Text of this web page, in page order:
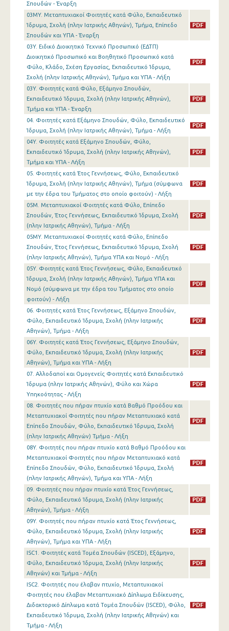
Σπουδών - Έναρξη
03MY. Μεταπτυχιακοί Φοιτητές κατά Φύλο, Εκπαιδευτικό
Ίδρυμα, Σχολή (πλην Ιατρικής Αθηνών), Τμήμα, Επίπεδο
Σπουδών και ΥΠΑ - Έναρξη
03Y. Ειδικό Διοικητικό Τεχνικό Προσωπικό (ΕΔΤΠ)
Διοικητικό Προσωπικό και Βοηθητικό Προσωπικό κατά
Φύλο, Κλάδο, Σχέση Εργασίας, Εκπαιδευτικό Ίδρυμα,
Σχολή (πλην Ιατρικής Αθηνών), Τμήμα και ΥΠΑ - Λήξη
03Y. Φοιτητές κατά Φύλο, Εξάμηνο Σπουδών,
Εκπαιδευτικό Ίδρυμα, Σχολή (πλην Ιατρικής Αθηνών),
Τμήμα και ΥΠΑ - Έναρξη
04. Φοιτητές κατά Εξάμηνο Σπουδών, Φύλο, Εκπαιδευτικό
Ίδρυμα, Σχολή (πλην Ιατρικής Αθηνών), Τμήμα - Λήξη
04Y. Φοιτητές κατά Εξάμηνο Σπουδών, Φύλο,
Εκπαιδευτικό Ίδρυμα, Σχολή (πλην Ιατρικής Αθηνών),
Τμήμα και ΥΠΑ - Λήξη
05. Φοιτητές κατά Έτος Γεννήσεως, Φύλο, Εκπαιδευτικό
Ίδρυμα, Σχολή (πλην Ιατρικής Αθηνών), Τμήμα (σύμφωνα
με την έδρα του Τμήματος στο οποίο φοιτούν) - Λήξη
05M. Μεταπτυχιακοί Φοιτητές κατά Φύλο, Επίπεδο
Σπουδών, Έτος Γεννήσεως, Εκπαιδευτικό Ίδρυμα, Σχολή
(πλην Ιατρικής Αθηνών), Τμήμα - Λήξη
05MY. Μεταπτυχιακοί Φοιτητές κατά Φύλο, Επίπεδο
Σπουδών, Έτος Γεννήσεως, Εκπαιδευτικό Ίδρυμα, Σχολή
(πλην Ιατρικής Αθηνών), Τμήμα ΥΠΑ και Νομό - Λήξη
05Y. Φοιτητές κατά Έτος Γεννήσεως, Φύλο, Εκπαιδευτικό
Ίδρυμα, Σχολή (πλην Ιατρικής Αθηνών), Τμήμα ΥΠΑ και
Νομό (σύμφωνα με την έδρα του Τμήματος στο οποίο
φοιτούν) - Λήξη
06. Φοιτητές κατά Έτος Γεννήσεως, Εξάμηνο Σπουδών,
Φύλο, Εκπαιδευτικό Ίδρυμα, Σχολή (πλην Ιατρικής
Αθηνών), Τμήμα - Λήξη
06Y. Φοιτητές κατά Έτος Γεννήσεως, Εξάμηνο Σπουδών,
Φύλο, Εκπαιδευτικό Ίδρυμα, Σχολή (πλην Ιατρικής
Αθηνών), Τμήμα και ΥΠΑ - Λήξη
07. Αλλοδαποί και Ομογενείς Φοιτητές κατά Εκπαιδευτικό
Ίδρυμα (πλην Ιατρικής Αθηνών), Φύλο και Χώρα
Υπηκοότητας - Λήξη
08. Φοιτητές που πήραν πτυχίο κατά Βαθμό Προόδου και
Μεταπτυχιακοί Φοιτητές που πήραν Μεταπτυχιακό κατά
Επίπεδο Σπουδών, Φύλο, Εκπαιδευτικό Ίδρυμα, Σχολή
(πλην Ιατρικής Αθηνών) Τμήμα - Λήξη
08Y. Φοιτητές που πήραν πτυχίο κατά Βαθμό Προόδου και
Μεταπτυχιακοί Φοιτητές που πήραν Μεταπτυχιακό κατά
Επίπεδο Σπουδών, Φύλο, Εκπαιδευτικό Ίδρυμα, Σχολή
(πλην Ιατρικής Αθηνών), Τμήμα και ΥΠΑ - Λήξη
09. Φοιτητές που πήραν πτυχίο κατά Έτος Γεννήσεως,
Φύλο, Εκπαιδευτικό Ίδρυμα, Σχολή (πλην Ιατρικής
Αθηνών), Τμήμα - Λήξη
09Y. Φοιτητές που πήραν πτυχίο κατά Έτος Γεννήσεως,
Φύλο, Εκπαιδευτικό Ίδρυμα, Σχολή (πλην Ιατρικής
Αθηνών), Τμήμα και ΥΠΑ - Λήξη
ISC1. Φοιτητές κατά Τομέα Σπουδών (ISCED), Εξάμηνο,
Φύλο, Εκπαιδευτικό Ίδρυμα, Σχολή (πλην Ιατρικής
Αθηνών) και Τμήμα - Λήξη
ISC2. Φοιτητές που έλαβαν πτυχίο, Μεταπτυχιακοί
Φοιτητές που έλαβαν Μεταπτυχιακό Δίπλωμα Ειδίκευσης,
Διδακτορικό Δίπλωμα κατά Τομέα Σπουδών (ISCED), Φύλο,
Εκπαιδευτικό Ίδρυμα, Σχολή (πλην Ιατρικής Αθηνών) και
Τμήμα - Λήξη